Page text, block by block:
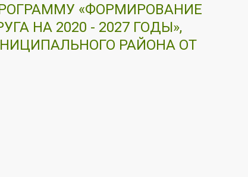
«ФОРМИРОВАНИЕ
НА 2020 - 2027 ГОДЫ»,
РАЙОНА ОТ